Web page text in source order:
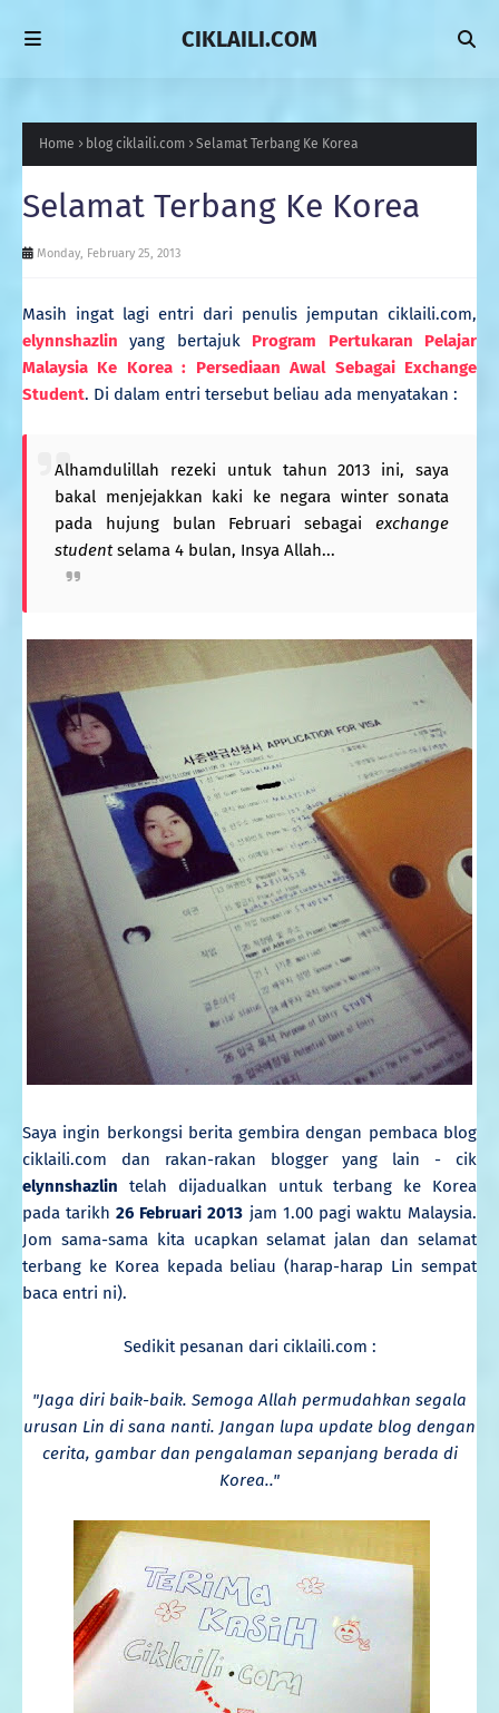
CIKLAILI.COM
Home blog ciklaili.com Selamat Terbang Ke Korea
Selamat Terbang Ke Korea
Monday, February 25, 2013
Masih ingat lagi entri dari penulis jemputan ciklaili.com,
elynnshazlin
yang bertajuk Program Pertukaran Pelajar
Malaysia Ke Korea : Persediaan Awal Sebagai Exchange
Student. Di dalam entri tersebut beliau ada menyatakan :
Alhamdulillah rezeki untuk tahun 2013 ini, saya
bakal menjejakkan kaki ke negara winter sonata
pada hujung bulan Februari sebagai exchange
studentselama 4 bulan, Insya Allah...
Saya ingin berkongsi berita gembira dengan pembaca blog
ciklaili.com dan rakan-rakan blogger yang lain - cik
elynnshazlin telah dijadualkan untuk terbang ke Korea
pada tarikh26 Februari 2013 jam 1.00 pagi waktu Malaysia.
Jom sama-sama kita ucapkan selamat jalan dan selamat
terbang ke Korea kepada beliau (harap-harap Lin sempat
baca entri ni).
Sedikit pesanan dari ciklaili.com :
"Jaga diri baik-baik. Semoga Allah permudahkan segala
urusan Lin di sana nanti. Jangan lupa update blog dengan
cerita, gambar dan pengalaman sepanjang berada di
Korea.."